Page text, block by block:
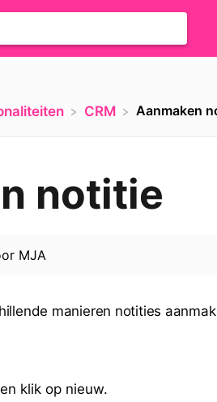
​CRM Aanmaken
notitie
MJA
manieren notities
klik op nieuw.